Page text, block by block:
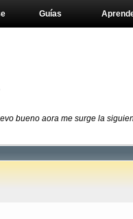
Guías
bueno aora me surge la